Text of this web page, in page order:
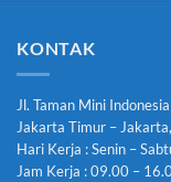
KONTAK
Jl. Taman Mini
Jakarta Timur –
Hari Kerja : Senin –
Jam Kerja : 09.00 –